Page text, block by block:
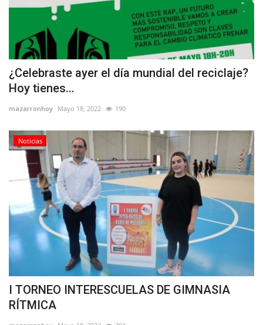
¿Celebraste ayer el día mundial del reciclaje?
Hoy tienes...
mazarronhoy Mayo 18, 2022 190
Noticias
I TORNEO INTERESCUELAS DE GIMNASIA
RÍTMICA